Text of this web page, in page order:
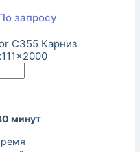
запросу
C355 Карниз
минут